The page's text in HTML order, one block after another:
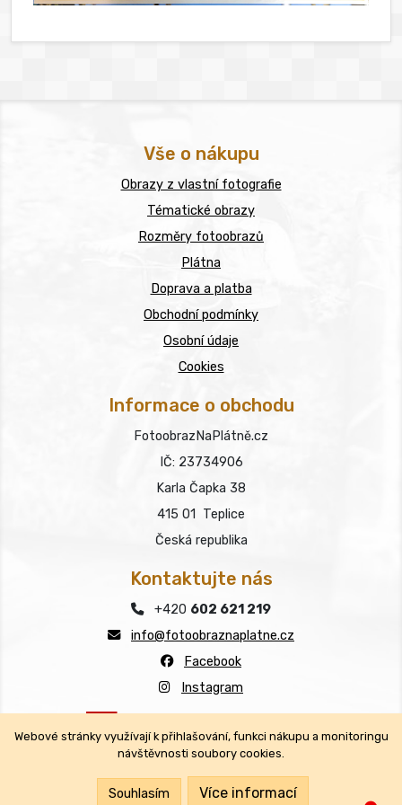
Kontaktujte nás
+420 602 621 219
info@fotoobraznaplatne.cz
Facebook
Instagram
Všechna práva vyhrazena.
Vše o nákupu
Obrazy z vlastní fotografie
Tématické obrazy
Rozměry fotoobrazů
Plátna
Doprava a platba
Obchodní podmínky
Osobní údaje
Cookies
Informace o obchodu
FotoobrazNaPlátně.cz
IČ: 23734906
Karla Čapka 38
415 01 Teplice
Česká republika
Webové stránky využívají k přihlašování, funkci nákupu a monitoringu
návštěvnosti soubory cookies.
Souhlasím Více informací